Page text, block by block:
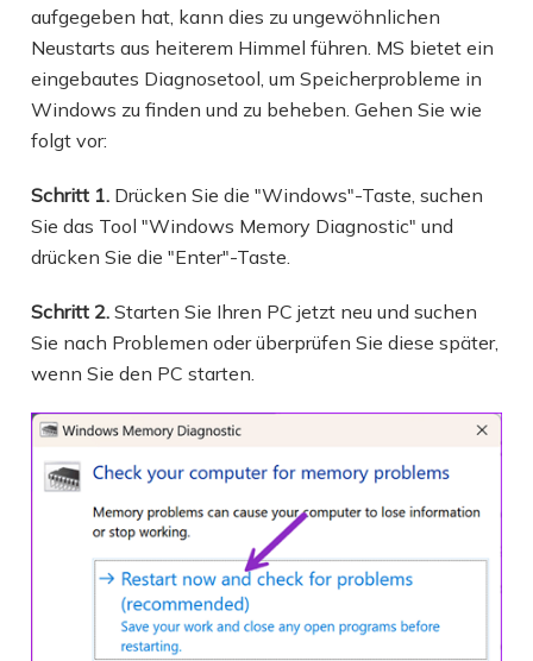
aufgegeben hat, kann dies zu ungewöhnlichen
Neustarts aus heiterem Himmel führen. MS bietet ein
eingebautes Diagnosetool, um Speicherprobleme in
Windows zu finden und zu beheben. Gehen Sie wie
folgt vor:
Schritt 1. Drücken Sie die "Windows"-Taste, suchen
Sie das Tool "Windows Memory Diagnostic" und
drücken Sie die "Enter"-Taste.
Schritt 2. Starten Sie Ihren PC jetzt neu und suchen
Sie nach Problemen oder überprüfen Sie diese später,
wenn Sie den PC starten.